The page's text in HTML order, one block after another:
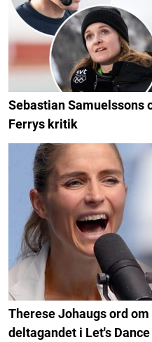
Sebastian Samuelssons
Ferrys kritik
Therese Johaugs ord
deltagandet i Let's Dance